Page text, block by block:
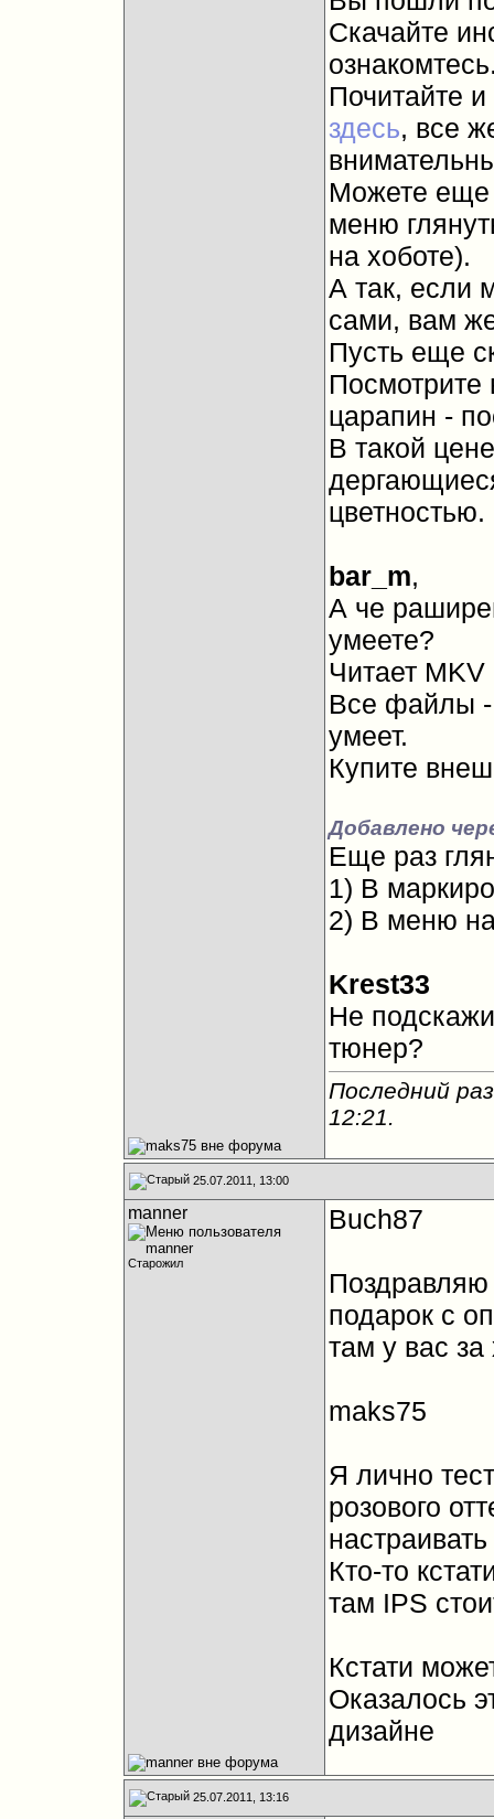
Скачайте
Почитайте и
здесь, все
Можете еще
меню
на хоботе).
А так, если
сами, вам
Пусть еще
Посмотрите
царапин -
В такой
цветностью.
bar_m,
А че
умеете?
Читает
Все файлы -
умеет.
Купите
Добавлено
Еще раз
1) В
2) В меню
Krest33
Не
тюнер?
Последний
12:21.
25.07.2011, 13:00
manner
Старожил
Buch87
Поздравляю
подарок с
там у вас
maks75
Я лично
розового
Кто-то
там IPS
Кстати
Оказалось
дизайне
25.07.2011, 13:16